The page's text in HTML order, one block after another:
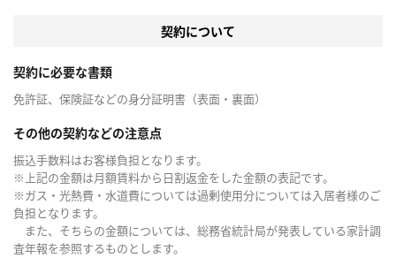
契約について
契約に必要な書類
免許証、保険証などの身分証明書（表面・裏面）
その他の契約などの注意点
振込手数料はお客様負担となります。
※上記の金額は月額賃料から日割返金をした金額の表記です。
※ガス・光熱費・水道費については過剰使用分については入居者様のご
負担となります。
また、そちらの金額については、総務省統計局が発表している家計調
査年報を参照するものとします。